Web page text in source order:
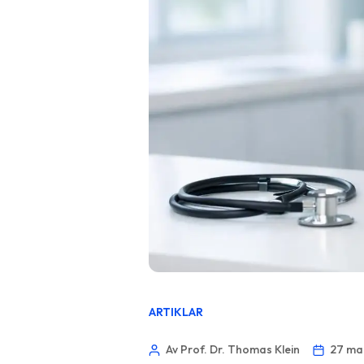
ARTIKLAR
Av Prof. Dr. Thomas Klein 27